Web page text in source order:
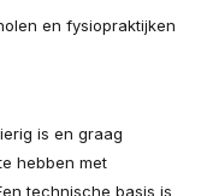
en fysiopraktijken
is en graag
hebben met
technische basis is